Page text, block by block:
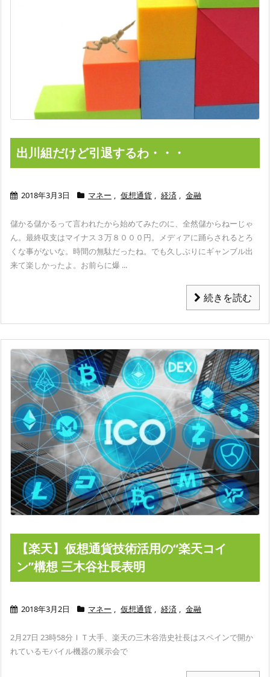
出川組だけど引退するわ・・・
2018年3月3日 マネー , 仮想通貨 , 経済 , 金融
儲かる儲かるって言われたから始めてみたのに、全然儲からねーじゃ
ん。 最終収支はマイナス３万８０００円。
メディアに踊らされるとろ
くな事がないな。時間の無駄だったね。 でも久しぶりにギャンブル出
来て楽しかったよ。 お前らに爆 ...
続きを読む
【楽天】仮想通貨技術活用の“楽天コイ
ン”構想 三木谷社長表明
2018年3月2日 マネー , 仮想通貨 , 経済 , 金融
2月27日 23時58分 ＩＴ大手、楽天の三木谷浩史社長はスペインで開か
れているモバイル機器の展示会で